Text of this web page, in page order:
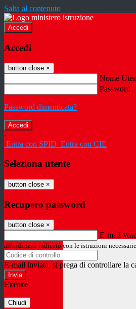
Salta al contenuto
Accedi
Accedi
button close ×
Nome
Password
Password dimenticata?
-
Entra con SPID Entra con CIE
Seleziona utente
button close ×
Recupero password
button close ×
E-mail
all'indirizzo indicato con le istruzioni
E-mail inviata, si prega di controllare la
Errore
Chiudi